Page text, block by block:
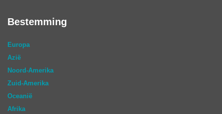
Bestemming
Europa
Azië
Noord-Amerika
Zuid-Amerika
Oceanië
Afrika